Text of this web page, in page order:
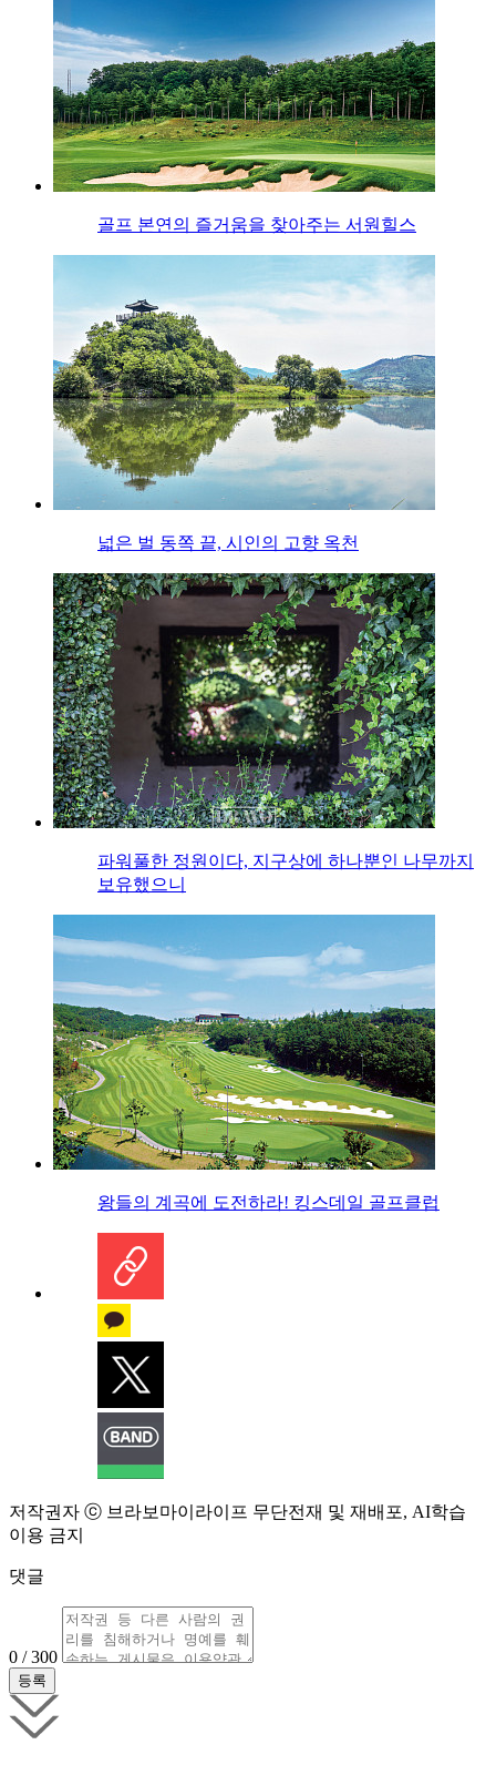
골프 본연의 즐거움을 찾아주는 서원힐스
넓은 벌 동쪽 끝, 시인의 고향 옥천
파워풀한 정원이다, 지구상에 하나뿐인 나무까지
보유했으니
왕들의 계곡에 도전하라! 킹스데일 골프클럽
저작권자 ⓒ 브라보마이라이프 무단전재 및 재배포, AI학습
이용 금지
댓글
0 / 300